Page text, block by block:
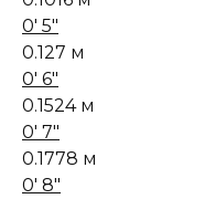
0' 5"
0.127 м
0' 6"
0.1524 м
0' 7"
0.1778 м
0' 8"